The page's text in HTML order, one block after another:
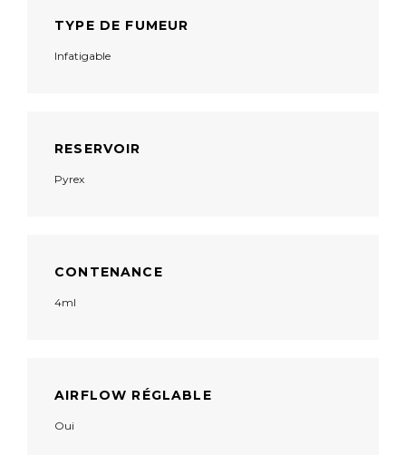
TYPE DE FUMEUR
Infatigable
RESERVOIR
Pyrex
CONTENANCE
4ml
AIRFLOW RÉGLABLE
Oui